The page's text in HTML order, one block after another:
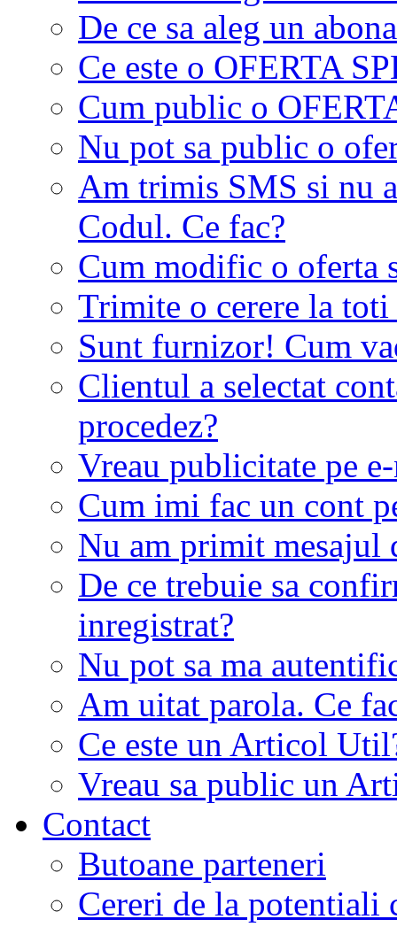
De ce sa aleg un
Ce este o OFERTA
Cum public o
Nu pot sa public o
Am trimis SMS si nu
Codul. Ce fac?
Cum modific o oferta
Trimite o cerere la
Sunt furnizor! Cum
Clientul a selectat
procedez?
Vreau publicitate pe
Cum imi fac un cont
Nu am primit mesajul
De ce trebuie sa
inregistrat?
Nu pot sa ma
Am uitat parola. Ce
Ce este un Articol
Vreau sa public un
Contact
Butoane parteneri
Cereri de la potentiali